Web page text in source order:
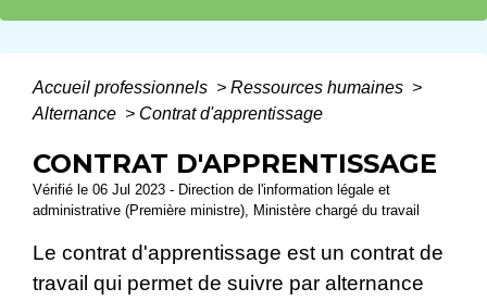
Accueil professionnels > Ressources humaines >
Alternance > Contrat d'apprentissage
CONTRAT D'APPRENTISSAGE
Vérifié le 06 Jul 2023 - Direction de l'information légale et
administrative (Première ministre), Ministère chargé du travail
Le contrat d'apprentissage est un contrat de
travail qui permet de suivre par alternance